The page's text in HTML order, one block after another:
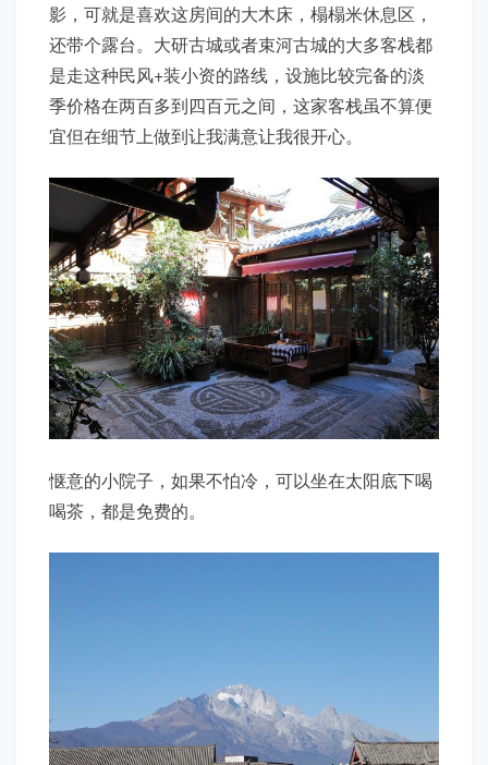
影，可就是喜欢这房间的大木床，榻榻米休息区，
还带个露台。大研古城或者束河古城的大多客栈都
是走这种民风+装小资的路线，设施比较完备的淡
季价格在两百多到四百元之间，这家客栈虽不算便
宜但在细节上做到让我满意让我很开心。
惬意的小院子，如果不怕冷，可以坐在太阳底下喝
喝茶，都是免费的。